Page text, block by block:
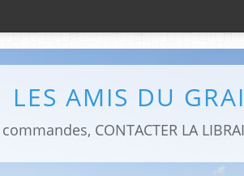
LES AMIS DU
CONTACTER LA